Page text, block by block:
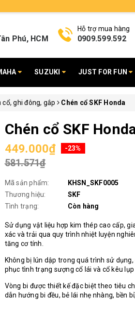
Phú, HCM
Hỗ trợ mua hàng
0909.599.592
SUZUKI JUST FOR FUN
ghi đông, gắp Chén cổ SKF Honda
Chén cổ SKF
449.000₫ -23%
581.571₫
Mã sản phẩm:
KHSN_SKF0005
Thương hiệu:
SKF
Tình trạng:
Còn hàng
Sử dụng vật liệu hợp kim thép cao cấp,
xác và trải qua quy trình nhiệt luyện
tăng cơ tính.
Không bị lún dập trong quá trình sử
phục tình trạng sượng cổ lái và cổ kêu lụp
Vòng bi được thiết kế đặc biệt theo tiêu
dẫn hướng bi đều, bẻ lái nhẹ nhàng, bền